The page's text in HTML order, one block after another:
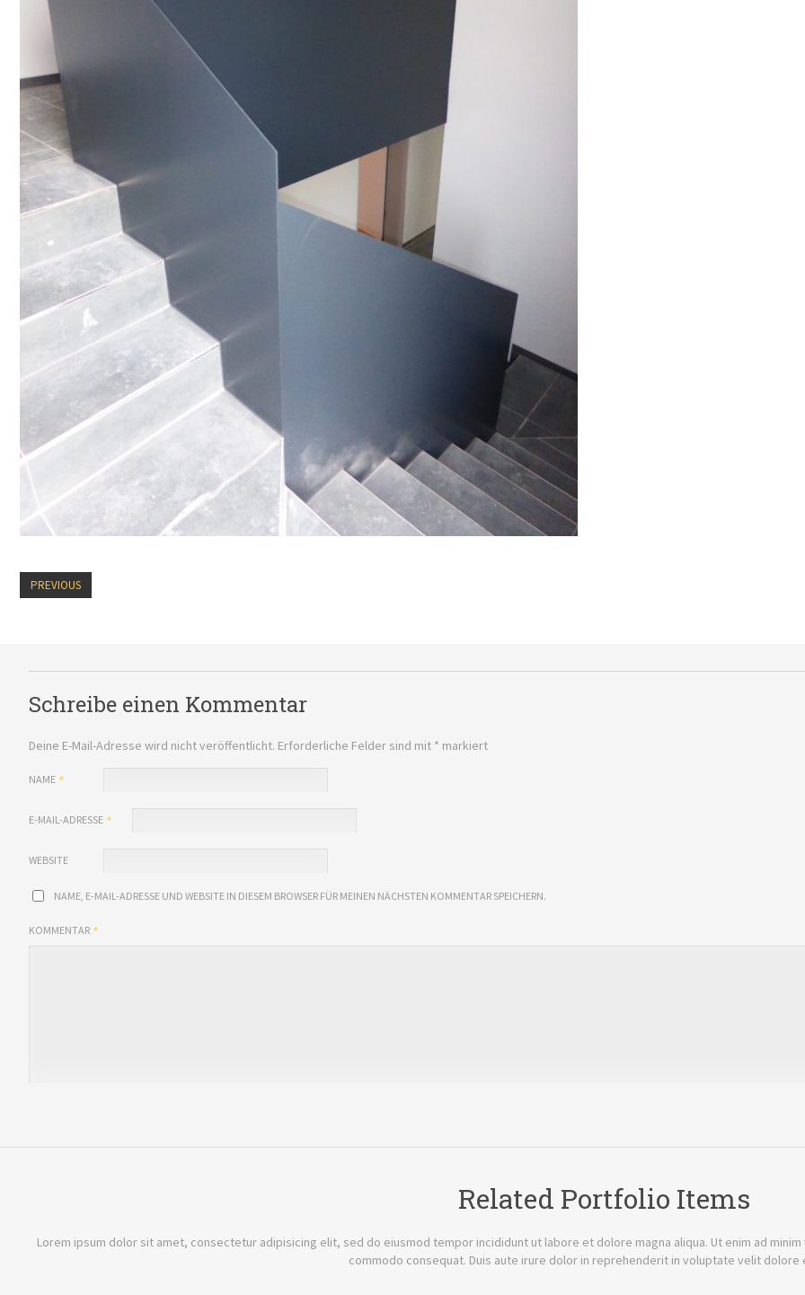
PREVIOUS
Schreibe einen Kommentar
Deine E-Mail-Adresse wird nicht veröffentlicht. Erforderliche Felder sind mit * markiert
NAME
E-MAIL-ADRESSE
WEBSITE
NAME, E-MAIL-ADRESSE UND WEBSITE IN DIESEM BROWSER FÜR MEINEN NÄCHSTEN KOMMENTAR SPEICHERN.
KOMMENTAR
Related Portfolio Items
Lorem ipsum dolor sit amet, consectetur adipisicing elit, sed do eiusmod tempor incididunt ut labore et dolore magna aliqua. Ut enim ad
commodo consequat. Duis aute irure dolor in reprehenderit in voluptate velit dolore